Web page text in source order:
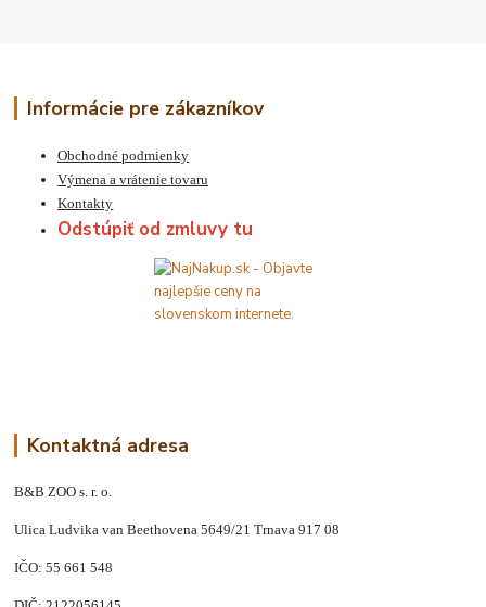
Informácie pre zákazníkov
Obchodné podmienky
Výmena a vrátenie tovaru
Kontakty
Odstúpiť od zmluvy tu
Kontaktná adresa
B&B ZOO s. r. o.
Ulica Ludvika van Beethovena 5649/21 Trnava 917 08
IČO: 55 661 548